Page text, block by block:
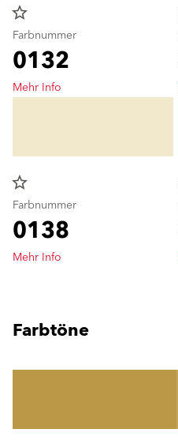
star_border
Farbnummer
0132
Mehr Info
star_border
Farbnummer
0138
Mehr Info
Farbtöne